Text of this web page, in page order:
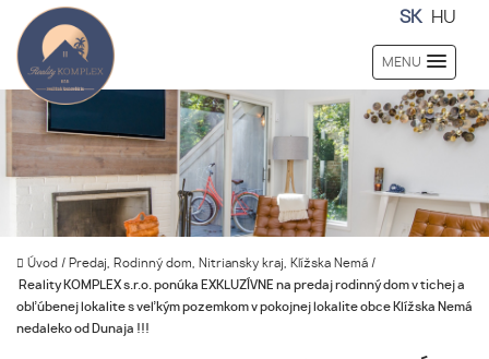
SK HU
MENU
Úvod / Predaj, Rodinný dom, Nitriansky kraj, Klížska Nemá /
Reality KOMPLEX s.r.o. ponúka EXKLUZÍVNE na predaj rodinný dom v tichej a
obľúbenej lokalite s veľkým pozemkom v pokojnej lokalite obce Klížska Nemá
nedaleko od Dunaja !!!